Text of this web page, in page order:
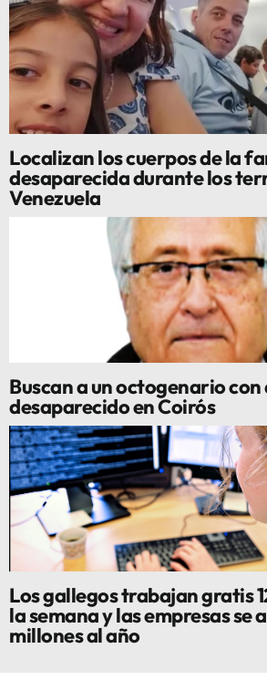
Localizan los cuerpos de la
desaparecida durante los
Venezuela
Buscan a un octogenario
desaparecido en Coirós
Los gallegos trabajan gratis
la semana y las empresas se
millones al año